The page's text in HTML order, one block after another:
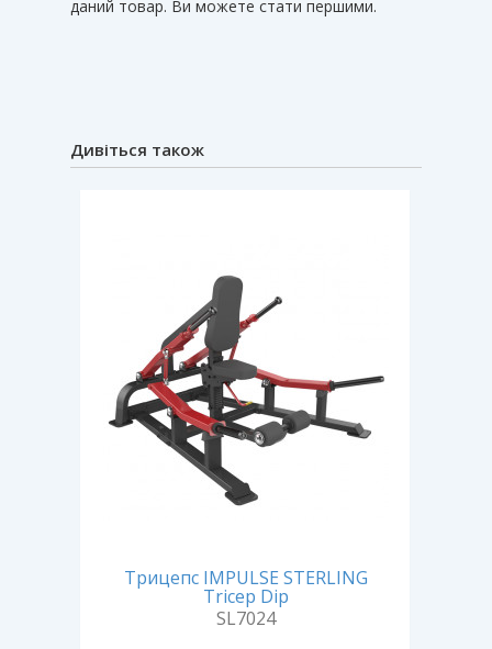
даний товар. Ви можете стати першими.
Дивіться також
Трицепс IMPULSE STERLING
Tricep Dip
SL7024